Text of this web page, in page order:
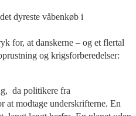
dyreste våbenkøb i
for, at danskerne – og et flertal
og krigsforberedelser:
da politikere fra
at modtage underskrifterne. En